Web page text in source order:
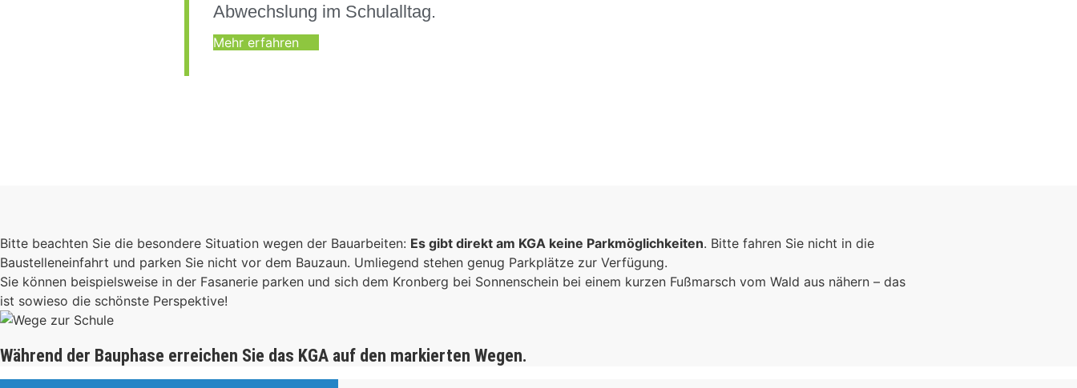
Abwechslung im Schulalltag.
Mehr erfahren
Bitte beachten Sie die besondere Situation wegen der Bauarbeiten: Es gibt direkt am KGA keine Parkmöglichkeiten. Bitte fahren Sie nicht in die
Baustelleneinfahrt und parken Sie nicht vor dem Bauzaun. Umliegend stehen genug Parkplätze zur Verfügung.
Sie können beispielsweise in der Fasanerie parken und sich dem Kronberg bei Sonnenschein bei einem kurzen Fußmarsch vom Wald aus nähern – das
ist sowieso die schönste Perspektive!
Während der Bauphase erreichen Sie das KGA auf den markierten Wegen.